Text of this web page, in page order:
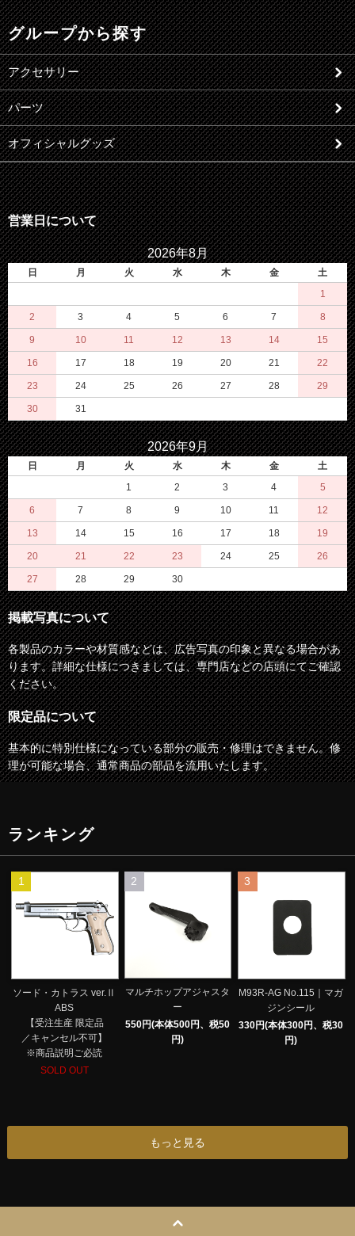
グループから探す
アクセサリー
パーツ
オフィシャルグッズ
営業日について
2026年8月
日 月 火 水 木 金
土
1
2 3 4 5 6 7 8
9 10 11 12 13 14 15
16 17 18 19 20 21 22
23 24 25 26 27 28 29
30 31
2026年9月
日 月 火 水 木 金
土
1
2 3 4 5
6 7 8 9 10 11 12
13 14 15 16 17 18 19
20 21 22 23 24 25 26
27 28 29 30
掲載写真について
各製品のカラーや材質感などは、広告写真の印象と異なる場合があ
ります。詳細な仕様につきましては、専門店などの店頭にてご確認
ください。
限定品について
基本的に特別仕様になっている部分の販売・修理はできません。修
理が可能な場合、通常商品の部品を流用いたします。
ランキング
1
ソード・カトラス ver.Ⅱ
ABS
【受注生産 限定品
／キャンセル不可】
※商品説明ご必読
SOLD OUT
2
マルチホップアジャスタ
ー
550円(本体500円、税50
円)
3
M93R-AG No.115｜マガ
ジンシール
330円(本体300円、税30
円)
もっと見る